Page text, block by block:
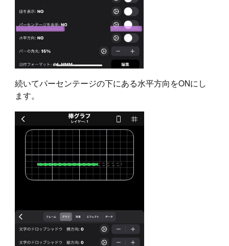
続いてパーセンテージの下にある水平方向をONにし
ます。